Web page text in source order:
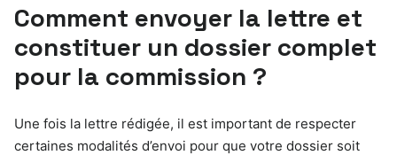
Comment envoyer la lettre et
constituer un dossier complet
pour la commission ?
Une fois la lettre rédigée, il est important de respecter
certaines modalités d’envoi pour que votre dossier soit